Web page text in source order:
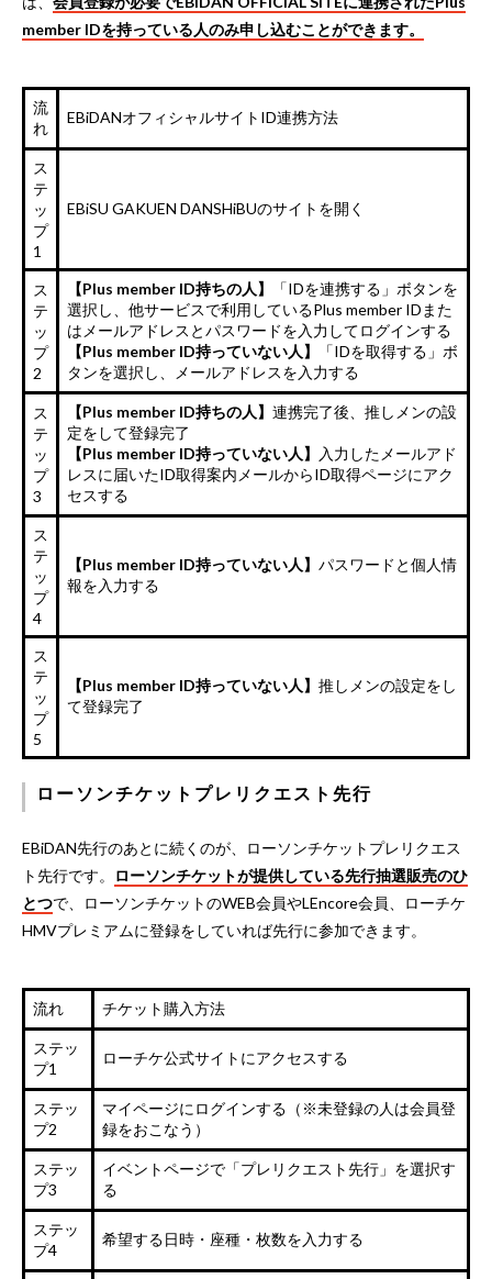
member IDを持っている人のみ申し込むことができます。
流
れ
EBiDANオフィシャルサイトID連携方法
ス
テ
ッ
プ
1
EBiSU GAKUEN DANSHiBUのサイトを開く
ス
テ
ッ
プ
2
【Plus member ID持ちの人】
「IDを連携する」ボタンを
選択し、他サービスで利用しているPlus member IDまた
はメールアドレスとパスワードを入力してログインする
【Plus member ID持っていない人】
「IDを取得する」ボ
タンを選択し、メールアドレスを入力する
ス
テ
ッ
プ
3
【Plus member ID持ちの人】 連携完了後、推しメンの設
定をして登録完了
【Plus member ID持っていない人】
入力したメールアド
レスに届いたID取得案内メールからID取得ページにアク
セスする
ス
テ
ッ
プ
4
【Plus member ID持っていない人】 パスワードと個人情
報を入力する
ス
テ
ッ
プ
5
【Plus member ID持っていない人】 推しメンの設定をし
て登録完了
ローソンチケットプレリクエスト先行
EBiDAN先行のあとに続くのが、ローソンチケットプレリクエス
ト先行です。
ローソンチケットが提供している先行抽選販売のひ
とつで、ローソンチケットのWEB会員やLEncore会員、ローチケ
HMVプレミアムに登録をしていれば先行に参加できます。
流れ チケット購入方法
ステッ
プ1
ローチケ公式サイトにアクセスする
ステッ
プ2
マイページにログインする（※未登録の人は会員登
録をおこなう）
ステッ
プ3
イベントページで「プレリクエスト先行」を選択す
る
ステッ
プ4
希望する日時・座種・枚数を入力する